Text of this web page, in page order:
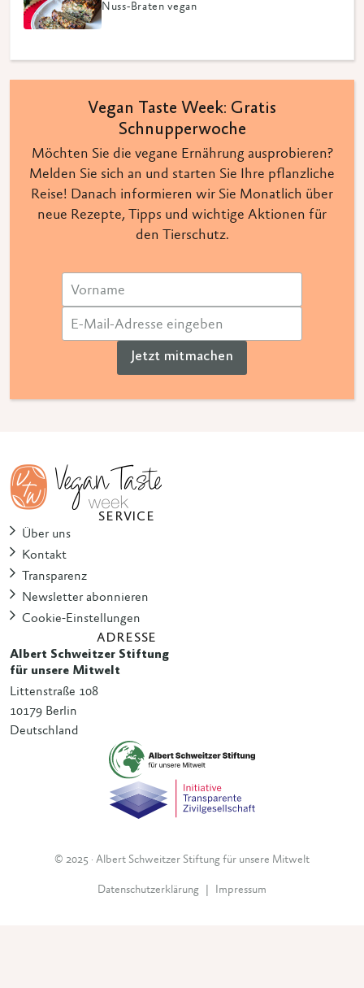
Nuss-Braten vegan
Vegan Taste Week: Gratis
Schnupperwoche
Möchten Sie die vegane Ernährung ausprobieren?
Melden Sie sich an und starten Sie Ihre pflanzliche
Reise! Danach informieren wir Sie Monatlich über
neue Rezepte, Tipps und wichtige Aktionen für
den Tierschutz.
Jetzt mitmachen
SERVICE
Über uns
Kontakt
Transparenz
Newsletter abonnieren
Cookie-Einstellungen
ADRESSE
Albert Schweitzer Stiftung
für unsere Mitwelt
Littenstraße 108
10179 Berlin
Deutschland
© 2025 · Albert Schweitzer Stiftung für unsere Mitwelt
Datenschutzerklärung Impressum